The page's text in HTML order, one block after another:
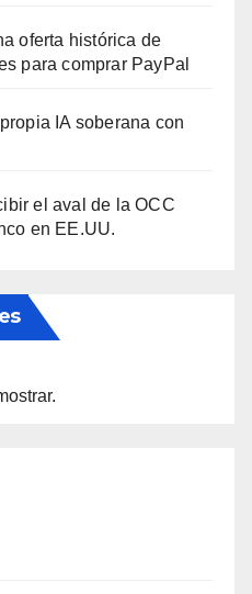
oferta histórica de
para comprar PayPal
IA soberana con
el aval de la OCC
en EE.UU.